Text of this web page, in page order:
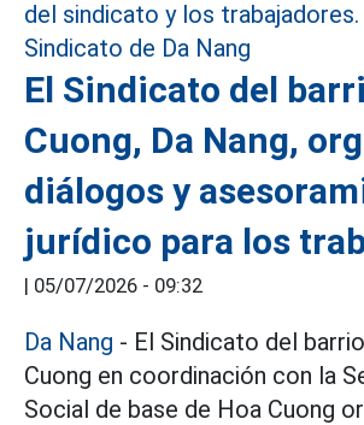
El Sindicato del
Cuong, Da Nang,
diálogos y
jurídico para los
| 05/07/2026 - 09:32
Da Nang - El Sindicato del
Cuong en coordinación con la
Social de base de Hoa Cuong